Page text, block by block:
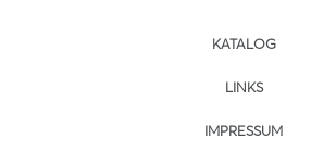
KATALOG
LINKS
IMPRESSUM